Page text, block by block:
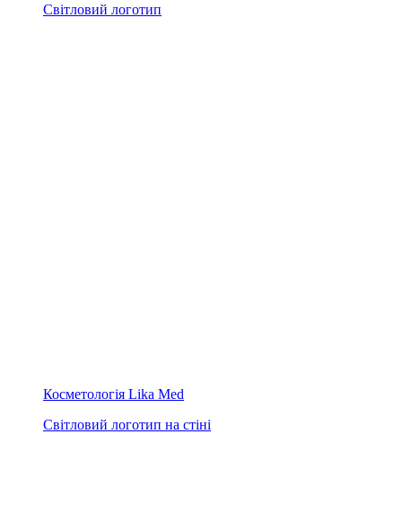
Світловий логотип
Косметологія Lika Med
Світловий логотип на стіні